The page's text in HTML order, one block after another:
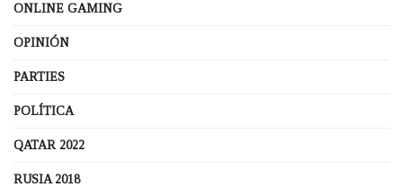
ONLINE GAMING
OPINIÓN
PARTIES
POLÍTICA
QATAR 2022
RUSIA 2018